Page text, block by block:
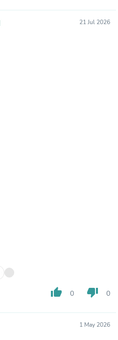
21 Jul 2026
thumb_up 0 thumb_down 0
1 May 2026